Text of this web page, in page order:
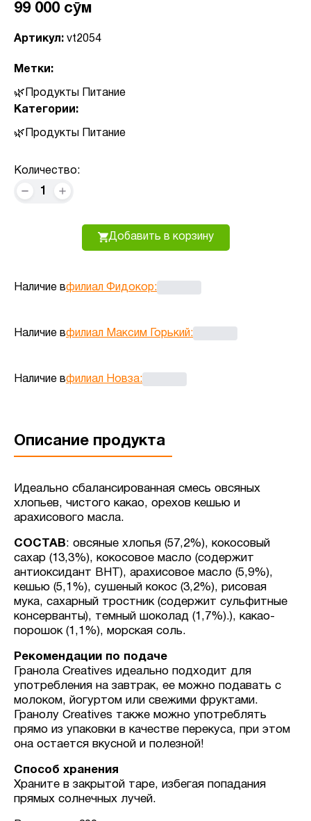
99 000 сӯм
Артикул: vt2054
Метки:
Продукты Питание
Категории:
Продукты Питание
Количество:
1
Добавить в корзину
Наличие вфилиал Фидокор:
Наличие вфилиал Максим Горький:
Наличие вфилиал Новза:
Описание продукта
Идеально сбалансированная смесь овсяных
хлопьев, чистого какао, орехов кешью и
арахисового масла.
СОСТАВ: овсяные хлопья (57,2%), кокосовый
сахар (13,3%), кокосовое масло (содержит
антиоксидант BHT), арахисовое масло (5,9%),
кешью (5,1%), сушеный кокос (3,2%), рисовая
мука, сахарный тростник (содержит сульфитные
консерванты), темный шоколад (1,7%).), какао-
порошок (1,1%), морская соль.
Рекомендации по подаче
Гранола Creatives идеально подходит для
употребления на завтрак, ее можно подавать с
молоком, йогуртом или свежими фруктами.
Гранолу Creatives также можно употреблять
прямо из упаковки в качестве перекуса, при этом
она остается вкусной и полезной!
Способ хранения
Храните в закрытой таре, избегая попадания
прямых солнечных лучей.